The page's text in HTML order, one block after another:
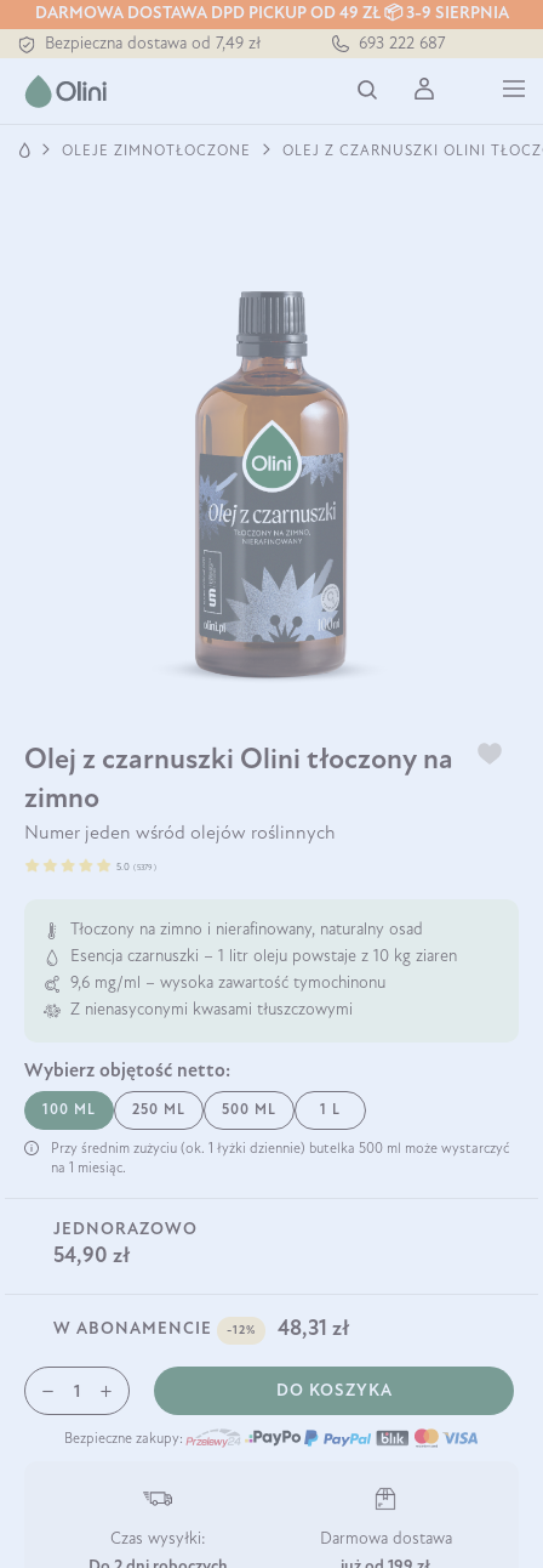
DARMOWA DOSTAWA DPD PICKUP OD 49 ZŁ 📦 3-9 SIERPNIA
Bezpieczna dostawa od 7,49 zł
Darmowa dostawa od 199 zł
693 222 687
OLEJE ZIMNOTŁOCZONE OLEJ Z CZARNUSZKI OLINI
Olej z czarnuszki Olini tłoczony na
zimno
Numer jeden wśród olejów roślinnych
5.0 (5379 )
Tłoczony na zimno i nierafinowany, naturalny osad
Esencja czarnuszki – 1 litr oleju powstaje z 10 kg ziaren
9,6 mg/ml – wysoka zawartość tymochinonu
Z nienasyconymi kwasami tłuszczowymi
Wybierz objętość netto:
100 ML 250 ML 500 ML 1 L
Przy średnim zużyciu (ok. 1 łyżki dziennie) butelka 500 ml może wystarczyć
na 1 miesiąc.
JEDNORAZOWO
54,90 zł
W ABONAMENCIE -12% 48,31 zł
DO KOSZYKA
Bezpieczne zakupy:
Czas wysyłki:
Darmowa dostawa